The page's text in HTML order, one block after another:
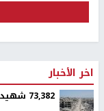
اخر الأخبار
73,382 شهيدا منذ بدء حرب الإبادة على قطاع غزة